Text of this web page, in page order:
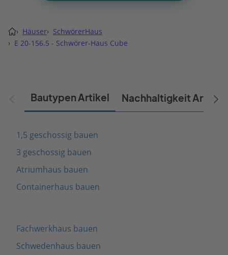
› Häuser› SchwörerHaus
› E 20-156.5 - Schwörer-Haus Cube
Bautypen Artikel Nachhaltigkeit Artikel
1,5 geschossig bauen
3 geschossig bauen
Atriumhaus bauen
Containerhaus bauen
Fachwerkhaus bauen
Schwedenhaus bauen